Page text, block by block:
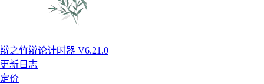
辩之竹辩论计时器 V6.21.0
更新日志
定价